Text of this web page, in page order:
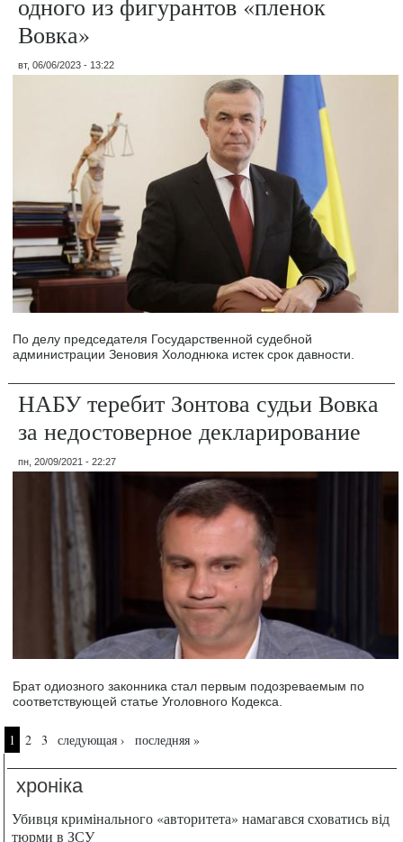
Вовка»
вт, 06/06/2023 - 13:22
По делу председателя Государственной судебной
администрации Зеновия Холоднюка истек срок давности.
НАБУ теребит Зонтова судьи Вовка
за недостоверное декларирование
пн, 20/09/2021 - 22:27
Брат одиозного законника стал первым подозреваемым по
соответствующей статье Уголовного Кодекса.
Страницы
1 2 3 следующая › последняя »
хроніка
Убивця кримінального «авторитета» намагався сховатись від
тюрми в ЗСУ